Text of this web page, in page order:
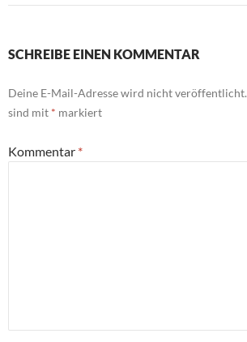
SCHREIBE EINEN KOMMENTAR
Deine E-Mail-Adresse wird nicht veröffentlicht.
sind mit * markiert
Kommentar *